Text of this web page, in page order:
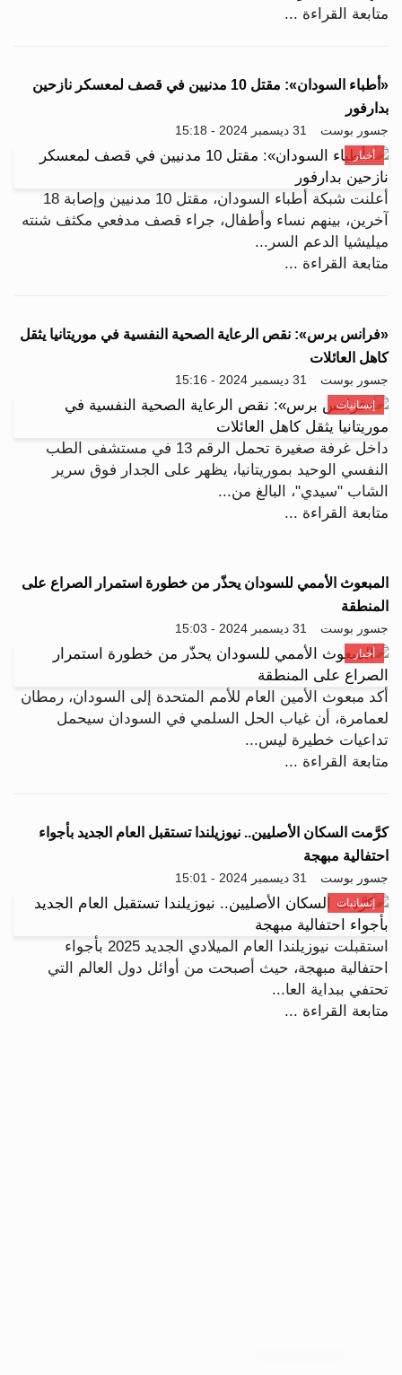
متابعة القراءة ...
«أطباء السودان»: مقتل 10 مدنيين في قصف لمعسكر نازحين
بدارفور
جسور بوست 31 ديسمبر 2024 - 15:18
أخبار
أعلنت شبكة أطباء السودان، مقتل 10 مدنيين وإصابة 18
آخرين، بينهم نساء وأطفال، جراء قصف مدفعي مكثف شنته
ميليشيا الدعم السر...
متابعة القراءة ...
«فرانس برس»: نقص الرعاية الصحية النفسية في موريتانيا يثقل
كاهل العائلات
جسور بوست 31 ديسمبر 2024 - 15:16
إنسانيات
داخل غرفة صغيرة تحمل الرقم 13 في مستشفى الطب
النفسي الوحيد بموريتانيا، يظهر على الجدار فوق سرير
الشاب "سيدي"، البالغ من...
متابعة القراءة ...
المبعوث الأممي للسودان يحذّر من خطورة استمرار الصراع على
المنطقة
جسور بوست 31 ديسمبر 2024 - 15:03
أخبار
أكد مبعوث الأمين العام للأمم المتحدة إلى السودان، رمطان
لعمامرة، أن غياب الحل السلمي في السودان سيحمل
تداعيات خطيرة ليس...
متابعة القراءة ...
كرَّمت السكان الأصليين.. نيوزيلندا تستقبل العام الجديد بأجواء
احتفالية مبهجة
جسور بوست 31 ديسمبر 2024 - 15:01
إنسانيات
استقبلت نيوزيلندا العام الميلادي الجديد 2025 بأجواء
احتفالية مبهجة، حيث أصبحت من أوائل دول العالم التي
تحتفي ببداية العا...
متابعة القراءة ...